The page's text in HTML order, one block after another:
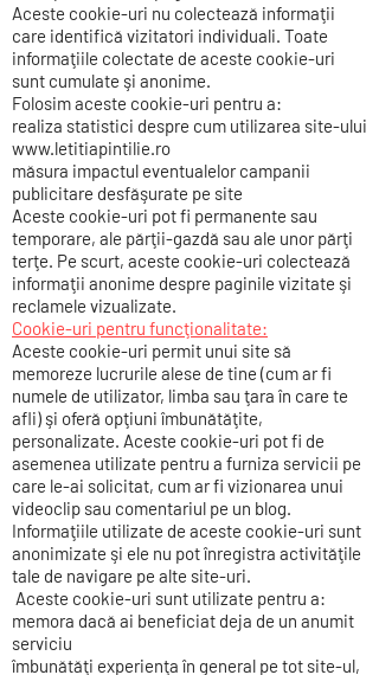
Aceste cookie-uri nu colectează informaţii
care identifică vizitatori individuali. Toate
informaţiile colectate de aceste cookie-uri
sunt cumulate şi anonime.
Folosim aceste cookie-uri pentru a:
realiza statistici despre cum utilizarea site-ului
www.letitiapintilie.ro
măsura impactul eventualelor campanii
publicitare desfăşurate pe site
Aceste cookie-uri pot fi permanente sau
temporare, ale părţii-gazdă sau ale unor părţi
terţe. Pe scurt, aceste cookie-uri colectează
informaţii anonime despre paginile vizitate şi
reclamele vizualizate.
Cookie-uri pentru funcţionalitate:
Aceste cookie-uri permit unui site să
memoreze lucrurile alese de tine (cum ar fi
numele de utilizator, limba sau ţara în care te
afli) şi oferă opţiuni îmbunătăţite,
personalizate. Aceste cookie-uri pot fi de
asemenea utilizate pentru a furniza servicii pe
care le-ai solicitat, cum ar fi vizionarea unui
videoclip sau comentariul pe un blog.
Informaţiile utilizate de aceste cookie-uri sunt
anonimizate şi ele nu pot înregistra activităţile
tale de navigare pe alte site-uri.
Aceste cookie-uri sunt utilizate pentru a:
memora dacă ai beneficiat deja de un anumit
serviciu
îmbunătăţi experienţa în general pe tot site-ul,